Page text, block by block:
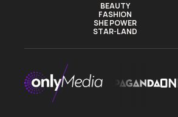
BEAUTY
FASHION
SHE POWER
STAR-LAND